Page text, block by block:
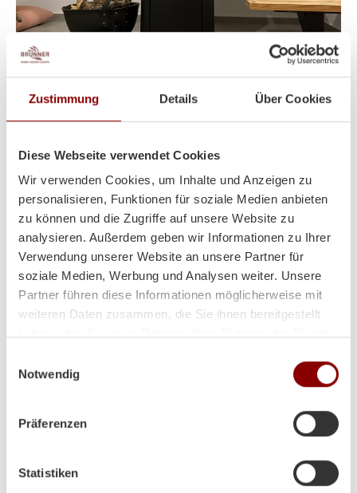
Zustimmung Details Über Cookies
Diese Webseite verwendet Cookies
Wir verwenden Cookies, um Inhalte und Anzeigen zu
personalisieren, Funktionen für soziale Medien anbieten
zu können und die Zugriffe auf unsere Website zu
analysieren. Außerdem geben wir Informationen zu Ihrer
Verwendung unserer Website an unsere Partner für
soziale Medien, Werbung und Analysen weiter. Unsere
Partner führen diese Informationen möglicherweise mit
weiteren Daten zusammen, die Sie ihnen bereitgestellt
Notwendig
Präferenzen
Statistiken
Heizt super und sieht auch
noch toll dabei aus!
Hallo Herr Brunner
ich hoffe es geht Ihnen gut!
Der Ofen steht und es wurde schon ein paar Abende
so kalt das wir ihn angefeuert haben!
Herzliche Grüße aus Volos (GR)
Lina